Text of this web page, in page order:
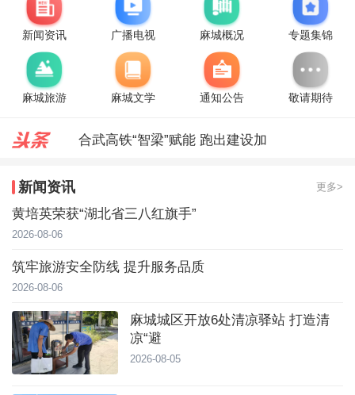
新闻资讯 广播电视 麻城概况 专题集锦
麻城旅游 麻城文学 通知公告 敬请期待
合武高铁“智梁”赋能 跑出建设加
裴永波走访慰问驻麻武警官兵
新闻资讯 更多>
黄培英荣获“湖北省三八红旗手”
2026-08-06
筑牢旅游安全防线 提升服务品质
2026-08-06
麻城城区开放6处清凉驿站 打造清
凉“避
2026-08-05